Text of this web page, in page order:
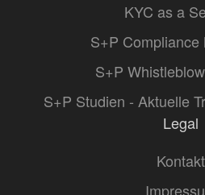
KYC as a
S+P Compliance
S+P
S+P Studien - Aktuelle
Legal
Kontakt